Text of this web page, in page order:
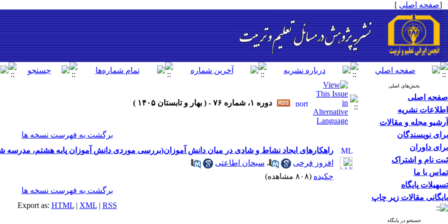
[صفحه اصلی ]
بخش‌های اصلی
صفحه اصلی
اطلاعات نشریه
آرشیو مجله و مقالات
برای نویسندگان
برای داوران
ثبت نام و اشتراک
تماس با ما
تسهیلات پایگاه
بایگانی مقالات زیر چاپ
جستجو در پایگاه
دوره ۱، شماره ۷۶ - ( بهار و تابستان ۱۴۰۵ )
برگشت به فهرست نسخه ها
راهکارهای ایجاد نشاط و شادی در میان دانش آموزان(بررسی موردی دانش آموزان پایه هشتم، مدرسه
افروز فرخی
، سبحان اطاعتی
چکیده (۸۰۸ مشاهده)
برگشت به فهرست نسخه ها
Export as: HTML| XML| RSS